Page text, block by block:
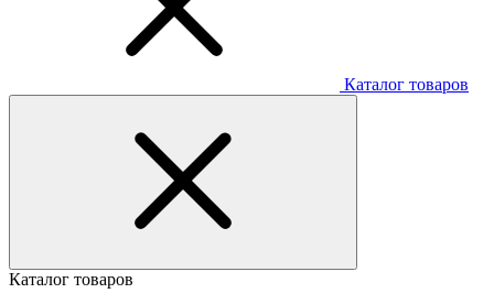
Каталог товаров
Каталог товаров